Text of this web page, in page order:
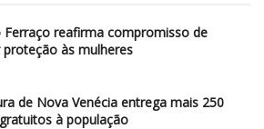
Ferraço reafirma compromisso de
proteção às mulheres
de Nova Venécia entrega mais 250
à população